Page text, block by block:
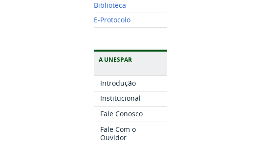
Biblioteca
E-Protocolo
A UNESPAR
Introdução
Institucional
Fale Conosco
Fale Com o
Ouvidor